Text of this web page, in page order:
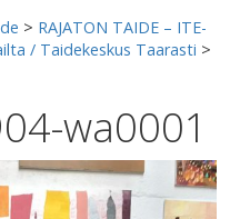
> RAJATON TAIDE – ITE-
/ Taidekeskus Taarasti >
wa0001